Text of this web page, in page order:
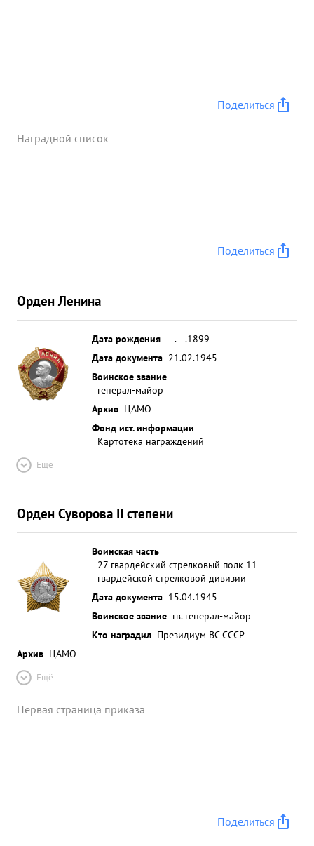
Поделиться
Наградной список
Поделиться
Орден Ленина
Дата рождения
__.__.1899
Дата документа 21.02.1945
Воинское звание
генерал-майор
Архив ЦАМО
Фонд ист. информации
Картотека награждений
Ещё
Орден Суворова II степени
Воинская часть
27 гвардейский стрелковый полк 11
гвардейской стрелковой дивизии
Дата документа 15.04.1945
Воинское звание гв. генерал-майор
Кто наградил Президиум ВС СССР
Архив ЦАМО
Ещё
Первая страница приказа
Поделиться